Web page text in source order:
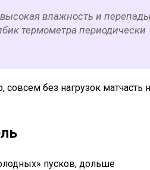
влажность и перепады
термометра периодически
совсем без нагрузок матчасть
пусков, дольше